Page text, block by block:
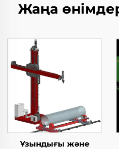
Жаңа
Ұзындығы және